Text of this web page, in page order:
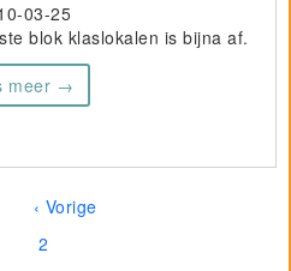
03-25
blok klaslokalen is bijna af.
meer →
paginaVorige pagina
‹ Vorige
Huidige pagina
2